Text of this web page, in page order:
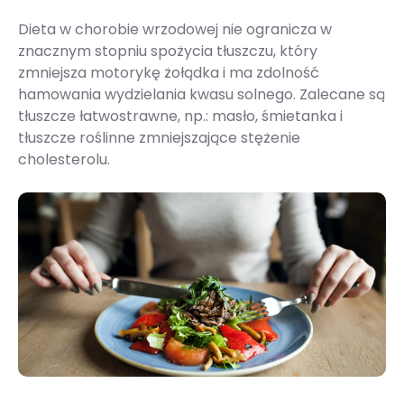
Dieta w chorobie wrzodowej nie ogranicza w
znacznym stopniu spożycia tłuszczu, który
zmniejsza motorykę żołądka i ma zdolność
hamowania wydzielania kwasu solnego. Zalecane są
tłuszcze łatwostrawne, np.: masło, śmietanka i
tłuszcze roślinne zmniejszające stężenie
cholesterolu.